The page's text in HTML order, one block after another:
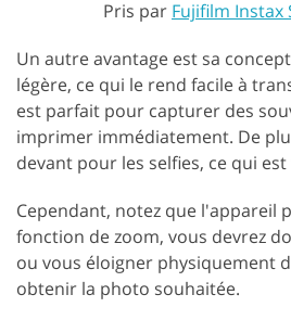
Pris par Fujifilm Instax
Un autre avantage est sa
légère, ce qui le rend facile à
est parfait pour capturer des
imprimer immédiatement. De
devant pour les selfies, ce qui
Cependant, notez que l'appareil
fonction de zoom, vous devrez
ou vous éloigner physiquement
obtenir la photo souhaitée.